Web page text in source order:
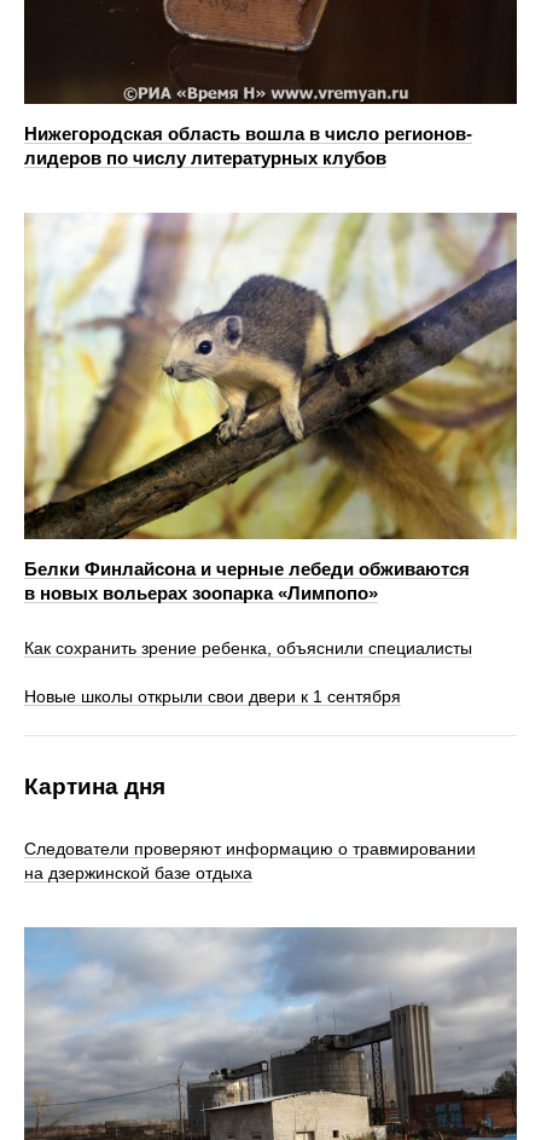
Нижегородская область вошла в число регионов-
лидеров по числу литературных клубов
Белки Финлайсона и черные лебеди обживаются
в новых вольерах зоопарка «Лимпопо»
Как сохранить зрение ребенка, объяснили специалисты
Новые школы открыли свои двери к 1 сентября
Картина дня
Следователи проверяют информацию о травмировании
на дзержинской базе отдыха